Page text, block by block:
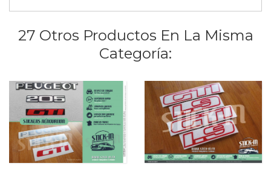
27 Otros Productos En La Misma
Categoría: